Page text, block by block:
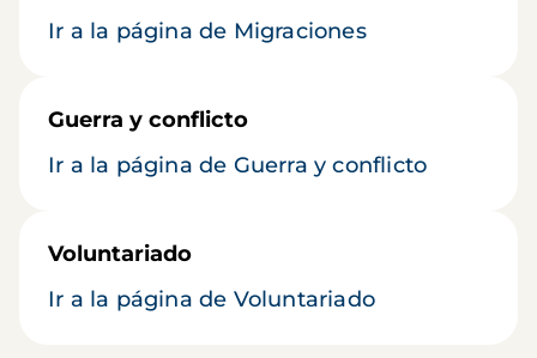
Ir a la página de Migraciones
Guerra y conflicto
Ir a la página de Guerra y conflicto
Voluntariado
Ir a la página de Voluntariado